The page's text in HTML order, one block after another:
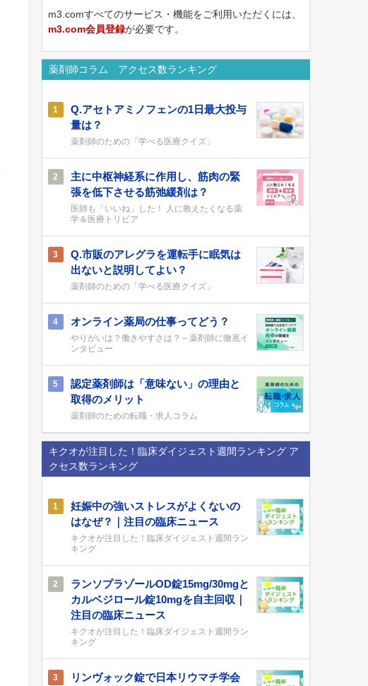
m3.comすべてのサービス・機能をご利用いただくには、
m3.com会員登録が必要です。
薬剤師コラム アクセス数ランキング
1
Q.アセトアミノフェンの1日最大投与
量は？
薬剤師のための「学べる医療クイズ」
2
主に中枢神経系に作用し、筋肉の緊
張を低下させる筋弛緩剤は？
医師も「いいね」した！ 人に教えたくなる薬
学＆医療トリビア
3
Q.市販のアレグラを運転手に眠気は
出ないと説明してよい？
薬剤師のための「学べる医療クイズ」
4 オンライン薬局の仕事ってどう？
やりがいは？働きやすさは？～薬剤師に徹底イ
ンタビュー
5
認定薬剤師は「意味ない」の理由と
取得のメリット
薬剤師のための転職・求人コラム
キクオが注目した！臨床ダイジェスト週間ランキング ア
クセス数ランキング
1
妊娠中の強いストレスがよくないの
はなぜ？｜注目の臨床ニュース
キクオが注目した！臨床ダイジェスト週間ラン
キング
2
ランソプラゾールOD錠15mg/30mgと
カルベジロール錠10mgを自主回収｜
注目の臨床ニュース
キクオが注目した！臨床ダイジェスト週間ラン
キング
3
リンヴォック錠で日本リウマチ学会